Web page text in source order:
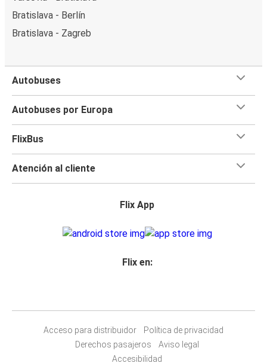
Bratislava - Berlín
Bratislava - Zagreb
Autobuses
Autobuses por Europa
FlixBus
Atención al cliente
Flix App
Flix en:
Acceso para distribuidor
Política de privacidad
Derechos pasajeros
Aviso legal
Accesibilidad